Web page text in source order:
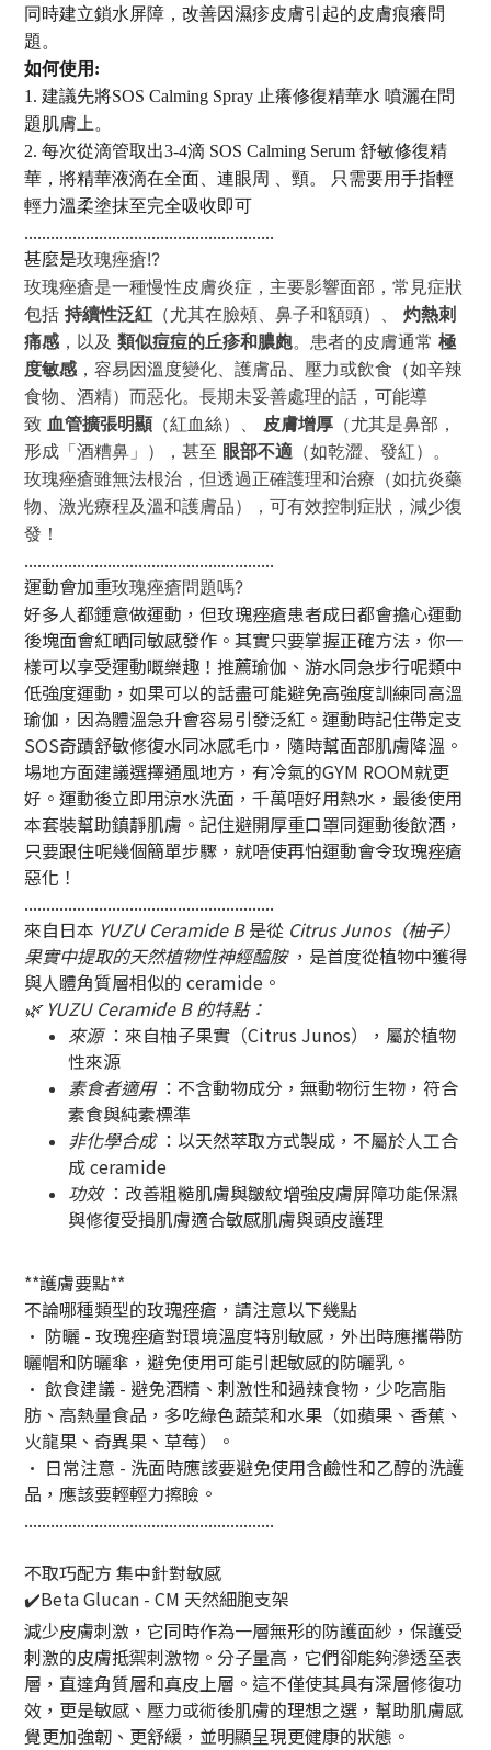
同時建立鎖水屏障，改善因濕疹皮膚引起的皮膚痕癢問
題。
如何使用:
1. 建議先將SOS Calming Spray 止癢修復精華水 噴灑在問
題肌膚上。
2. 每次從滴管取出3-4滴 SOS Calming Serum 舒敏修復精
華，將精華液滴在全面、連眼周 、頸。 只需要用手指輕
輕力溫柔塗抹至完全吸收即可
.........................................................
甚麼是玫瑰痤瘡!?
玫瑰痤瘡是一種慢性皮膚炎症，主要影響面部，常見症狀
包括 持續性泛紅 （尤其在臉頰、鼻子和額頭）、 灼熱刺
痛感，以及 類似痘痘的丘疹和膿皰。患者的皮膚通常 極
度敏感，容易因溫度變化、護膚品、壓力或飲食（如辛辣
食物、酒精）而惡化。長期未妥善處理的話，可能導
致 血管擴張明顯（紅血絲）、 皮膚增厚 （尤其是鼻部，
形成「酒糟鼻」），甚至 眼部不適 （如乾澀、發紅）。
玫瑰痤瘡雖無法根治，但透過正確護理和治療（如抗炎藥
物、激光療程及溫和護膚品），可有效控制症狀，減少復
發！
.........................................................
運動會加重玫瑰痤瘡問題嗎?
好多人都鍾意做運動，但玫瑰痤瘡患者成日都會擔心運動
後塊面會紅晒同敏感發作。其實只要掌握正確方法，你一
樣可以享受運動嘅樂趣！推薦瑜伽、游水同急步行呢類中
低強度運動，如果可以的話盡可能避免高強度訓練同高溫
瑜伽，因為體溫急升會容易引發泛紅。運動時記住帶定支
SOS奇蹟舒敏修復水同冰感毛巾，隨時幫面部肌膚降溫。
埸地方面建議選擇通風地方，有冷氣的GYM ROOM就更
好。運動後立即用涼水洗面，千萬唔好用熱水，最後使用
本套裝幫助鎮靜肌膚。記住避開厚重口罩同運動後飲酒，
只要跟住呢幾個簡單步驟，就唔使再怕運動會令玫瑰痤瘡
惡化！
.........................................................
來自日本 YUZU Ceramide B是從 Citrus Junos（柚子）
果實中提取的天然植物性神經醯胺，是首度從植物中獲得
與人體角質層相似的 ceramide。
🌿 YUZU Ceramide B 的特點：
來源：來自柚子果實（Citrus Junos），屬於植物
性來源
素食者適用：不含動物成分，無動物衍生物，符合
素食與純素標準
非化學合成：以天然萃取方式製成，不屬於人工合
成 ceramide
功效：改善粗糙肌膚與皺紋增強皮膚屏障功能保濕
與修復受損肌膚適合敏感肌膚與頭皮護理
**護膚要點**
不論哪種類型的玫瑰痤瘡，請注意以下幾點
• 防曬 - 玫瑰痤瘡對環境溫度特別敏感，外出時應攜帶防
曬帽和防曬傘，避免使用可能引起敏感的防曬乳。
• 飲食建議 - 避免酒精、刺激性和過辣食物，少吃高脂
肪、高熱量食品，多吃綠色蔬菜和水果（如蘋果、香蕉、
火龍果、奇異果、草莓）。
• 日常注意 - 洗面時應該要避免使用含鹼性和乙醇的洗護
品，應該要輕輕力擦瞼。
.........................................................
不取巧配方 集中針對敏感
✔️Beta Glucan - CM 天然細胞支架
減少皮膚刺激，它同時作為一層無形的防護面紗，保護受
刺激的皮膚抵禦刺激物。分子量高，它們卻能夠滲透至表
層，直達角質層和真皮上層。這不僅使其具有深層修復功
效，更是敏感、壓力或術後肌膚的理想之選，幫助肌膚感
覺更加強韌、更舒緩，並明顯呈現更健康的狀態。